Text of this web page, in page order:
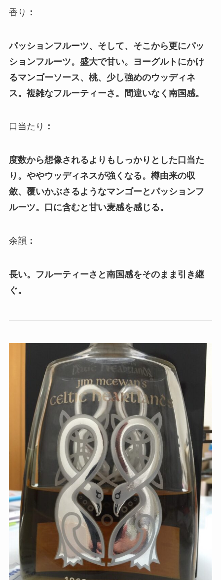
香り ：
パッションフルーツ、そして、そこから更にパッ
ションフルーツ。盛大で甘い。ヨーグルトにかけ
るマンゴーソース、桃、少し強めのウッディネ
ス。複雑なフルーティーさ。間違いなく南国感。
口当たり ：
度数から想像されるよりもしっかりとした口当た
り。ややウッディネスが強くなる。樽由来の収
斂、覆いかぶさるようなマンゴーとパッションフ
ルーツ。口に含むと甘い麦感を感じる。
余韻 ：
長い。フルーティーさと南国感をそのまま引き継
ぐ。